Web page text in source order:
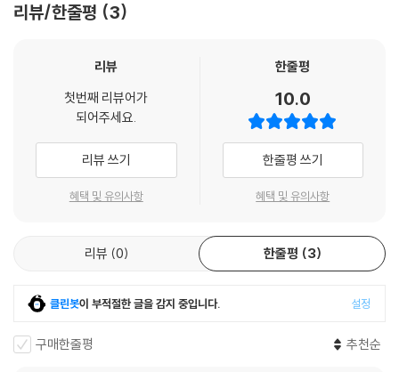
리뷰/한줄평 3
리뷰
첫번째 리뷰어가
되어주세요.
리뷰 쓰기
혜택 및 유의사항
한줄평
10.0
한줄평 쓰기
혜택 및 유의사항
리뷰 0 한줄평 3
클린봇이 부적절한 글을 감지 중입니다. 설정
구매한줄평 추천순